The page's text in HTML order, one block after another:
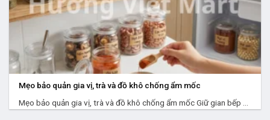
Mẹo bảo quản gia vị, trà và đồ khô chống ẩm mốc
Mẹo bảo quản gia vị, trà và đồ khô chống ẩm mốc Giữ gian bếp ...